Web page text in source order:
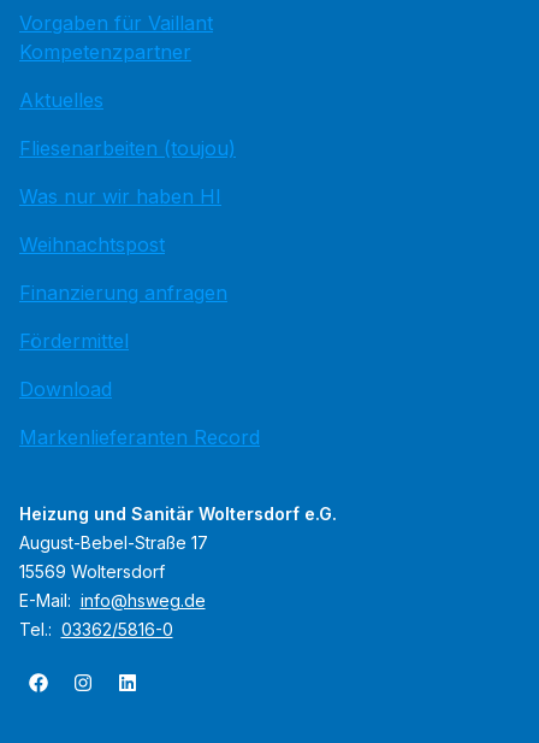
Vorgaben für Vaillant
Kompetenzpartner
Aktuelles
Fliesenarbeiten (toujou)
Was nur wir haben HI
Weihnachtspost
Finanzierung anfragen
Fördermittel
Download
Markenlieferanten Record
Heizung und Sanitär Woltersdorf e.G.
August-Bebel-Straße 17
15569 Woltersdorf
E-Mail: info@hsweg.de
Tel.: 03362/5816-0